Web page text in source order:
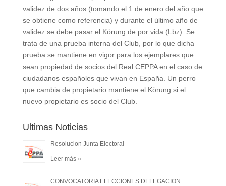
validez de dos años (tomando el 1 de enero del año que
se obtiene como referencia) y durante el último año de
validez se debe pasar el Körung de por vida (Lbz). Se
trata de una prueba interna del Club, por lo que dicha
prueba se mantiene en vigor para los ejemplares que
sean propiedad de socios del Real CEPPA en el caso de
ciudadanos españoles que vivan en España. Un perro
que cambia de propietario mantiene el Körung si el
nuevo propietario es socio del Club.
Ultimas Noticias
Resolucion Junta Electoral
Leer más »
CONVOCATORIA ELECCIONES DELEGACION